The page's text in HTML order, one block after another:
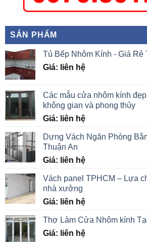
SẢN PHẨM
Tủ Bếp Nhôm Kính - Giá Rẻ
Giá: liên hệ
Các mẫu cửa nhôm kính
không gian và phong thủy
Giá: liên hệ
Dựng Vách Ngăn Phòng
Thuận An
Giá: liên hệ
Vách panel TPHCM – Lựa
nhà xưởng
Giá: liên hệ
Thợ Làm Cửa Nhôm kính
Giá: liên hệ